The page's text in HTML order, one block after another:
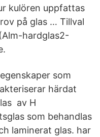
kulören uppfattas
på glas … Tillval
hardglas2-
som
härdat
av H
som behandlas
laminerat glas. har